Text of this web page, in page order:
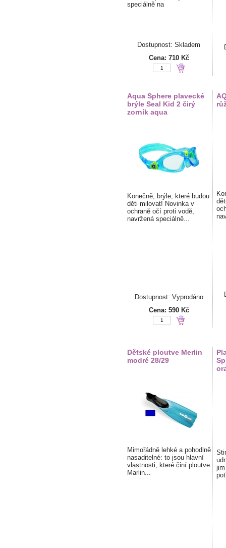
speciálně na
Dostupnost: Skladem
Cena: 710 Kč
Aqua Sphere plavecké
brýle Seal Kid 2 čirý
zorník aqua
Konečně, brýle, které budou
děti milovat! Novinka v
ochraně očí proti vodě,
navržená speciálně...
Dostupnost: Vyprodáno
Cena: 590 Kč
Dětské ploutve Merlin
modré 28/29
Mimořádně lehké a pohodlně
nasaditelné: to jsou hlavní
vlastnosti, které činí ploutve
Marlin...